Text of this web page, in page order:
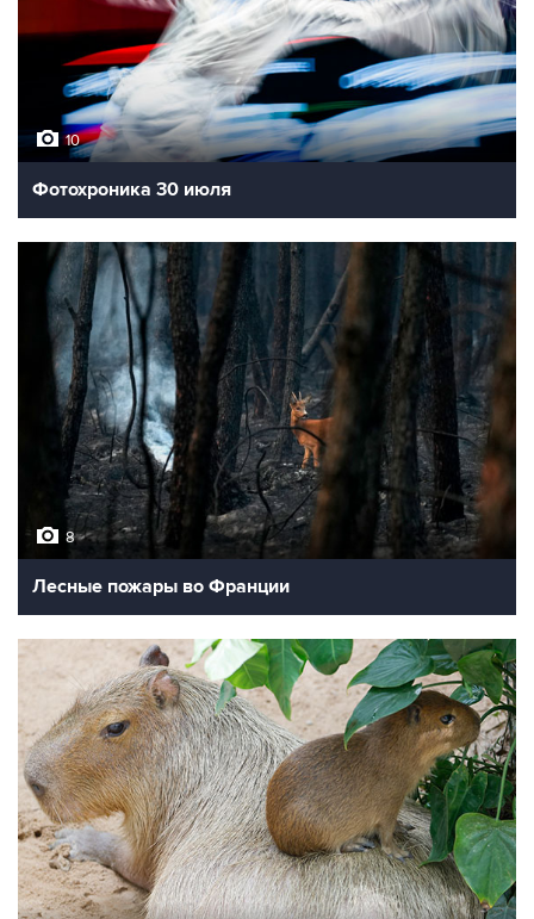
10
Фотохроника 30 июля
8
Лесные пожары во Франции